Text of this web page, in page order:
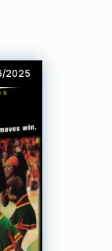
2025